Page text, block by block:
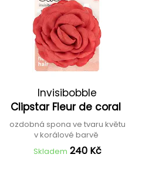
Invisibobble
Clipstar Fleur de coral
ozdobná spona ve tvaru květu
v korálové barvě
Skladem 240 Kč